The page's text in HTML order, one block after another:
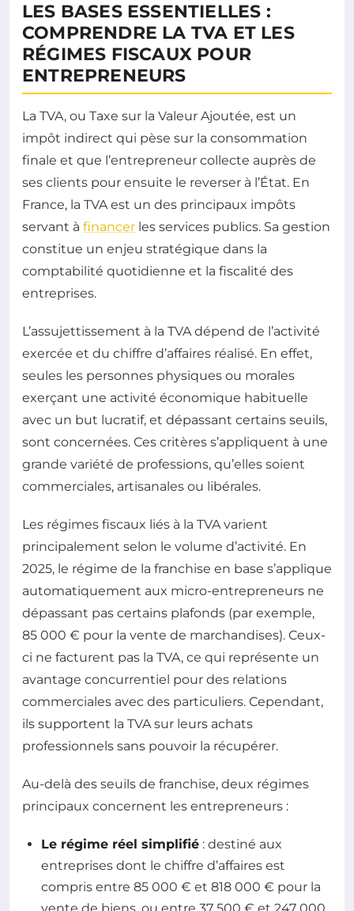
LES BASES ESSENTIELLES :
COMPRENDRE LA TVA ET LES
RÉGIMES FISCAUX POUR
ENTREPRENEURS
La TVA, ou Taxe sur la Valeur Ajoutée, est un
impôt indirect qui pèse sur la consommation
finale et que l’entrepreneur collecte auprès de
ses clients pour ensuite le reverser à l’État. En
France, la TVA est un des principaux impôts
servant à financer les services publics. Sa gestion
constitue un enjeu stratégique dans la
comptabilité quotidienne et la fiscalité des
entreprises.
L’assujettissement à la TVA dépend de l’activité
exercée et du chiffre d’affaires réalisé. En effet,
seules les personnes physiques ou morales
exerçant une activité économique habituelle
avec un but lucratif, et dépassant certains seuils,
sont concernées. Ces critères s’appliquent à une
grande variété de professions, qu’elles soient
commerciales, artisanales ou libérales.
Les régimes fiscaux liés à la TVA varient
principalement selon le volume d’activité. En
2025, le régime de la franchise en base s’applique
automatiquement aux micro-entrepreneurs ne
dépassant pas certains plafonds (par exemple,
85 000 € pour la vente de marchandises). Ceux-
ci ne facturent pas la TVA, ce qui représente un
avantage concurrentiel pour des relations
commerciales avec des particuliers. Cependant,
ils supportent la TVA sur leurs achats
professionnels sans pouvoir la récupérer.
Au-delà des seuils de franchise, deux régimes
principaux concernent les entrepreneurs :
Le régime réel simplifié : destiné aux
entreprises dont le chiffre d’affaires est
compris entre 85 000 € et 818 000 € pour la